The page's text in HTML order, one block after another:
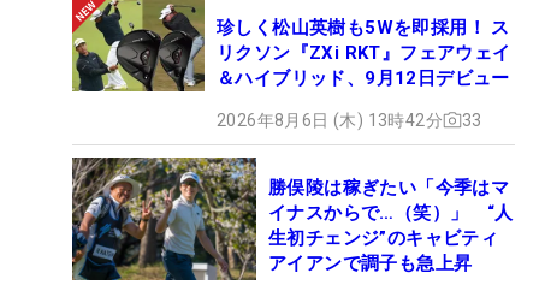
珍しく松山英樹も5Wを即採用！ ス
リクソン『ZXi RKT』フェアウェイ
＆ハイブリッド、9月12日デビュー
2026年8月6日 (木) 13時42分 33
勝俣陵は稼ぎたい「今季はマ
イナスからで…（笑）」 “人
生初チェンジ”のキャビティ
アイアンで調子も急上昇